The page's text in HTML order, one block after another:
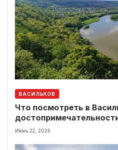
ВАСИЛЬКОВ
Что посмотреть в
локации рядом
Июнь 22, 2026